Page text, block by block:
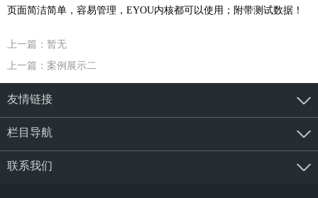
页面简洁简单，容易管理，EYOU内核都可以使用；附带测试数据！
上一篇：暂无
上一篇：案例展示二
友情链接
栏目导航
联系我们